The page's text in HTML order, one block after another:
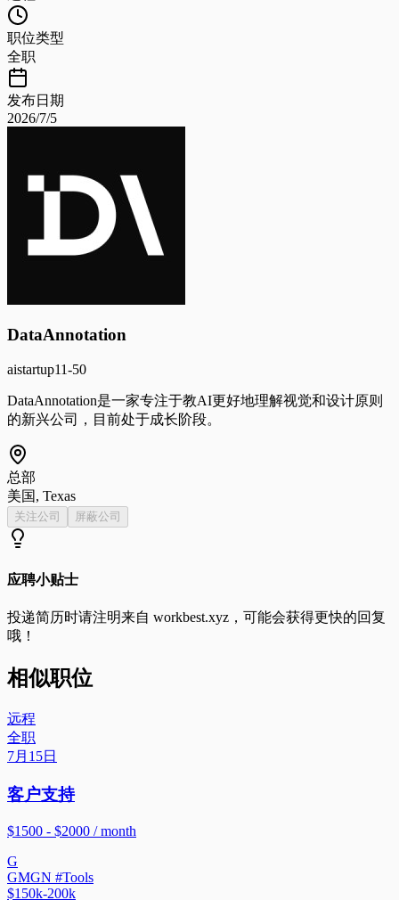
职位类型
全职
发布日期
2026/7/5
DataAnnotation
aistartup11-50
DataAnnotation是一家专注于教AI更好地理解视觉和设计原则
的新兴公司，目前处于成长阶段。
总部
美国, Texas
关注公司 屏蔽公司
应聘小贴士
投递简历时请注明来自 workbest.xyz ，可能会获得更快的回复
哦！
相似职位
远程
全职
7月15日
客户支持
$1500 - $2000 / month
G
GMGN #Tools
$150k-200k